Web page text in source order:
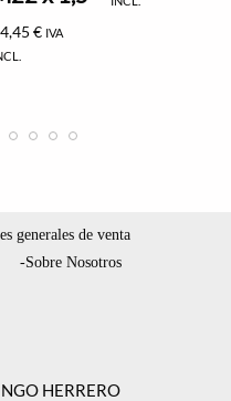
€ IVA
generales de venta
-Sobre Nosotros
HERRERO